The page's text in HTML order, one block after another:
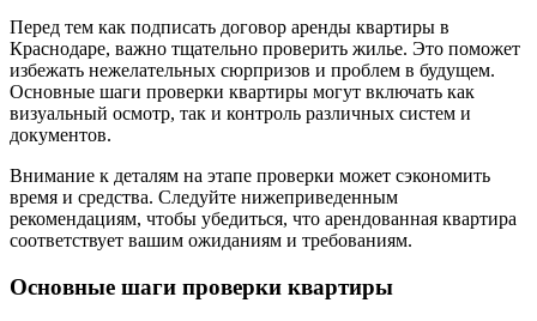
Перед тем как подписать договор аренды квартиры в
Краснодаре, важно тщательно проверить жилье. Это поможет
избежать нежелательных сюрпризов и проблем в будущем.
Основные шаги проверки квартиры могут включать как
визуальный осмотр, так и контроль различных систем и
документов.
Внимание к деталям на этапе проверки может сэкономить
время и средства. Следуйте нижеприведенным
рекомендациям, чтобы убедиться, что арендованная квартира
соответствует вашим ожиданиям и требованиям.
Основные шаги проверки квартиры